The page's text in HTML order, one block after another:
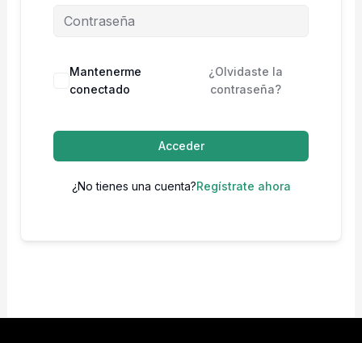
Mantenerme
conectado
¿Olvidaste la
contraseña?
Acceder
¿No tienes una cuenta?Regístrate ahora